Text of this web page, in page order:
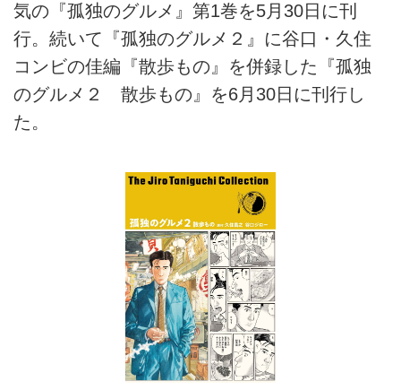
気の『孤独のグルメ』第1巻を5月30日に刊
行。続いて『孤独のグルメ２』に谷口・久住
コンビの佳編『散歩もの』を併録した『孤独
のグルメ２ 散歩もの』を6月30日に刊行し
た。